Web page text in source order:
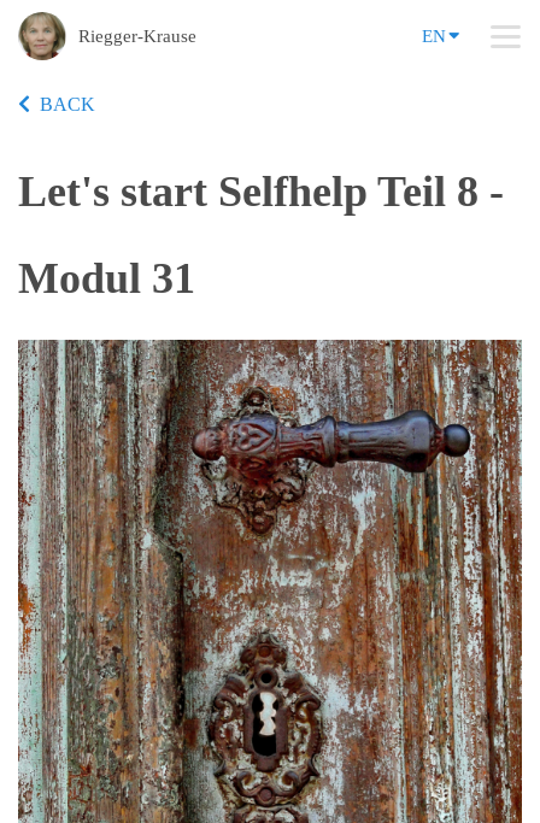
Riegger-Krause EN
BACK
Let's start Selfhelp Teil 8 -
Modul 31